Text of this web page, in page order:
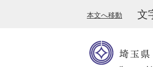
本文へ移動 文